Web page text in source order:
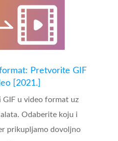
Pretvorite GIF
[2021.]
u video format uz
Odaberite koju i
prikupljamo dovoljno